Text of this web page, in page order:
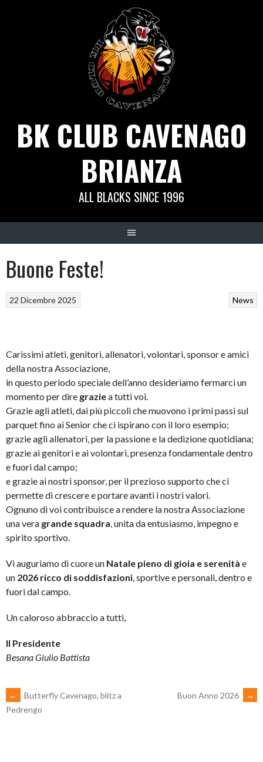
BK CLUB CAVENAGO
BRIANZA
ALL BLACKS SINCE 1996
Buone Feste!
News
22 Dicembre 2025
Carissimi atleti, genitori, allenatori, volontari, sponsor e amici
della nostra Associazione,
in questo periodo speciale dell’anno desideriamo fermarci un
momento per dire graziea tutti voi.
Grazie agli atleti, dai più piccoli che muovono i primi passi sul
parquet fino ai Senior che ci ispirano con il loro esempio;
grazie agli allenatori, per la passione e la dedizione quotidiana;
grazie ai genitori e ai volontari, presenza fondamentale dentro
e fuori dal campo;
e grazie ai nostri sponsor, per il prezioso supporto che ci
permette di crescere e portare avanti i nostri valori.
Ognuno di voi contribuisce a rendere la nostra Associazione
una vera grande squadra , unita da entusiasmo, impegno e
spirito sportivo.
Vi auguriamo di cuore un Natale pieno di gioia e serenità e
un 2026 ricco di soddisfazioni , sportive e personali, dentro e
fuori dal campo.
Un caloroso abbraccio a tutti,
Il Presidente
Besana Giulio Battista
POST
←
Butterfly Cavenago, blitz a
Pedrengo
Buon Anno 2026 →